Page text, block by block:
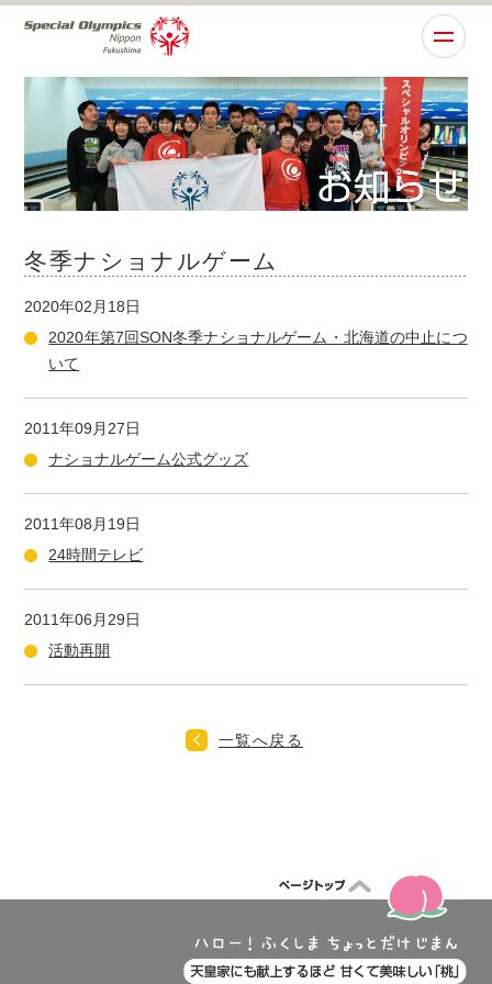
冬季ナショナルゲーム
2020年02月18日
2020年第7回SON冬季ナショナルゲーム・北海道の中止につ
いて
2011年09月27日
ナショナルゲーム公式グッズ
2011年08月19日
24時間テレビ
2011年06月29日
活動再開
一覧へ戻る